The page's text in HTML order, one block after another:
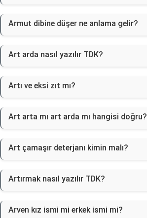
Armut dibine düşer ne anlama gelir?
Art arda nasıl yazılır TDK?
Artı ve eksi zıt mı?
Art arta mı art arda mı hangisi doğru?
Art çamaşır deterjanı kimin malı?
Artırmak nasıl yazılır TDK?
Arven kız ismi mi erkek ismi mi?